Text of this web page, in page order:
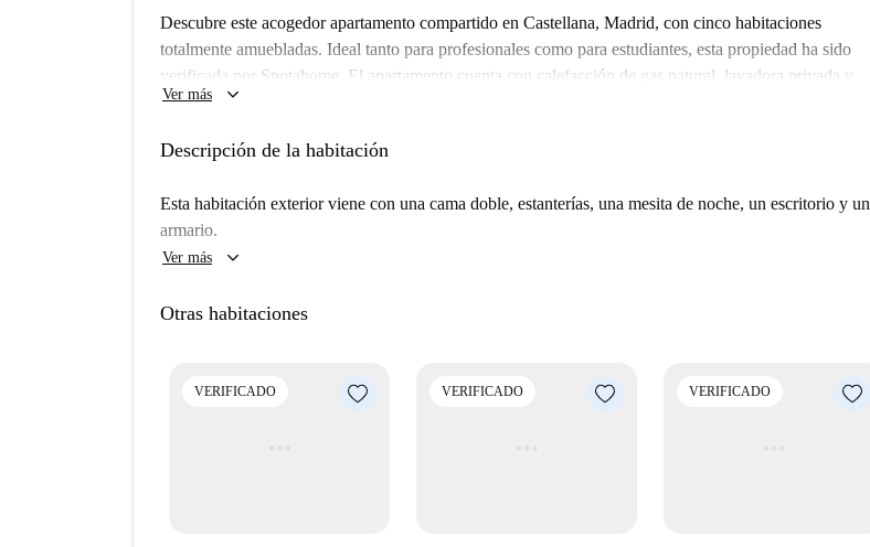
Descubre este acogedor apartamento compartido en Castellana, Madrid, con cinco habitaciones
totalmente amuebladas. Ideal tanto para profesionales como para estudiantes, esta propiedad ha sido
verificada por Spotahome. El apartamento cuenta con calefacción de gas natural, lavadora privada y
una cocina totalmente equipada con electrodomésticos como lavavajillas y horno. Este apartamento
restaurantes mediterráneos, como Hevia, Cinco Jotas Serrano y Embajada de Serrano, todos ellos muy
cerca. Explora la vibrante oferta cultural de Castellana, con diversos lugares para disfrutar de una
excelente gastronomía y encuentros sociales.
Ver más keyboard_arrow_down
Descripción de la habitación
Esta habitación exterior viene con una cama doble, estanterías, una mesita de noche, un escritorio y un
armario.
Ver más keyboard_arrow_down
Otras habitaciones
VERIFICADO VERIFICADO VERIFICADO